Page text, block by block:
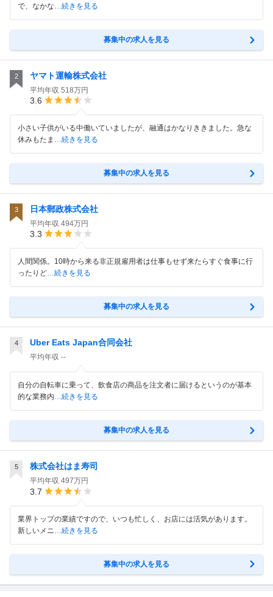
で、なかな…続きを見る
募集中の求人を見る
2 ヤマト運輸株式会社
平均年収 518万円
3.6
小さい子供がいる中働いていましたが、融通はかなりききました。急な
休みもたま …続きを見る
募集中の求人を見る
3 日本郵政株式会社
平均年収 494万円
3.3
人間関係。10時から来る非正規雇用者は仕事もせず来たらすぐ食事に行
ったりど…続きを見る
募集中の求人を見る
4 Uber Eats Japan合同会社
平均年収 --
自分の自転車に乗って、飲食店の商品を注文者に届けるというのが基本
的な業務内…続きを見る
募集中の求人を見る
5 株式会社はま寿司
平均年収 497万円
3.7
業界トップの業績ですので、いつも忙しく、お店には活気があります。
新しいメニ
…続きを見る
募集中の求人を見る